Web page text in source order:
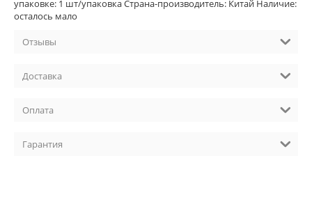
упаковке: 1 шт/упаковка Страна-производитель: Китай Наличие:
осталось мало
Отзывы
Доставка
Оплата
Гарантия